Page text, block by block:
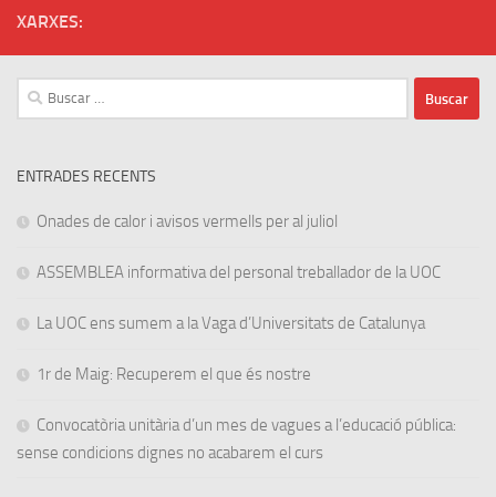
XARXES:
Buscar:
ENTRADES RECENTS
Onades de calor i avisos vermells per al juliol
ASSEMBLEA informativa del personal treballador de la UOC
La UOC ens sumem a la Vaga d’Universitats de Catalunya
1r de Maig: Recuperem el que és nostre
Convocatòria unitària d’un mes de vagues a l’educació pública:
sense condicions dignes no acabarem el curs